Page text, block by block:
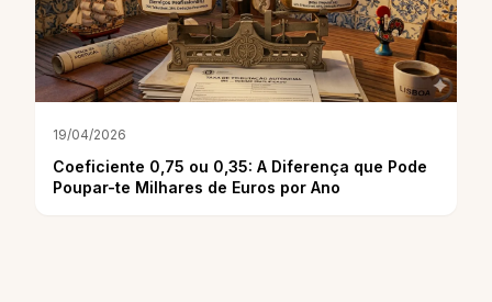
19/04/2026
Coeficiente 0,75 ou 0,35: A Diferença que Pode
Poupar-te Milhares de Euros por Ano